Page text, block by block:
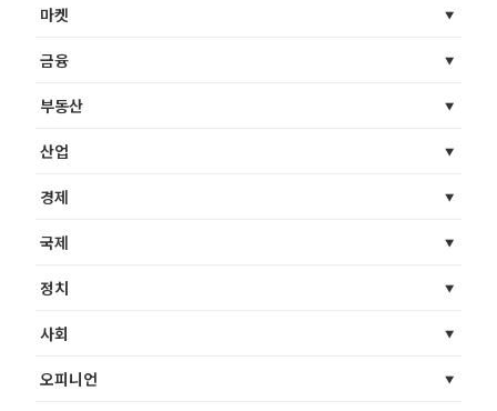
마켓
금융
부동산
산업
경제
국제
정치
사회
오피니언